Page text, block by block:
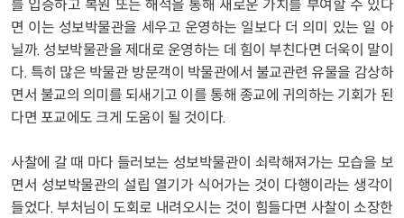
를 입증하고 복원 또는 해석을 통해 새로운 가치를 부여할 수 있다
면 이는 성보박물관을 세우고 운영하는 일보다 더 의미 있는 일 아
닐까. 성보박물관을 제대로 운영하는 데 힘이 부친다면 더욱이 말이
다. 특히 많은 박물관 방문객이 박물관에서 불교관련 유물을 감상하
면서 불교의 의미를 되새기고 이를 통해 종교에 귀의하는 기회가 된
다면 포교에도 크게 도움이 될 것이다.
사찰에 갈 때 마다 들러보는 성보박물관이 쇠락해져가는 모습을 보
면서 성보박물관의 설립 열기가 식어가는 것이 다행이라는 생각이
들었다. 부처님이 도회로 내려오시는 것이 힘들다면 사찰이 소장한